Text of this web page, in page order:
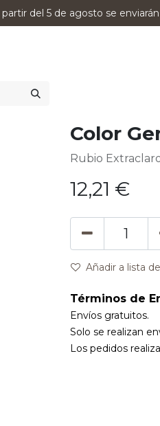
del 5 de agosto se
Color
Rubio
12,21 €
Añadir a lista
Términos de
Envíos gratuitos.
Solo se realizan
Los pedidos